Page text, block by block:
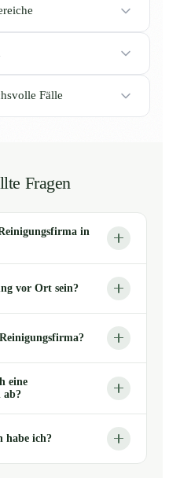
Fälle
Fragen
in
vor Ort sein?
eine
ab?
habe ich?